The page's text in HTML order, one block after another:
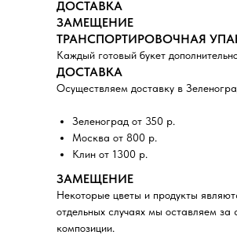
ДОСТАВКА
ЗАМЕЩЕНИЕ
ТРАНСПОРТИРОВОЧНАЯ
Каждый готовый букет
ДОСТАВКА
Осуществляем доставку в
Зеленоград от 350 р.
Москва от 800 р.
Клин от 1300 р.
ЗАМЕЩЕНИЕ
Некоторые цветы и продукты
отдельных случаях мы оставляем
композиции.